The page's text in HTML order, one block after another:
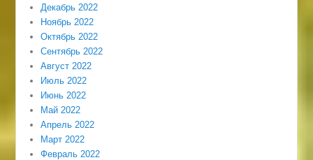
Декабрь 2022
Ноябрь 2022
Октябрь 2022
Сентябрь 2022
Август 2022
Июль 2022
Июнь 2022
Май 2022
Апрель 2022
Март 2022
Февраль 2022